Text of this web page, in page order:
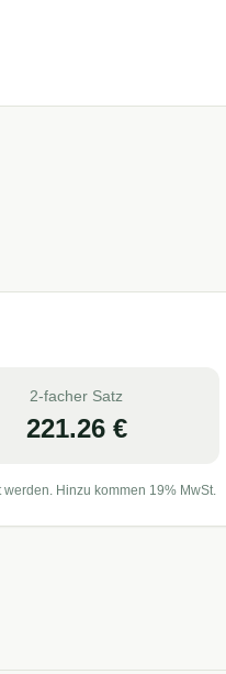
2-facher Satz
221.26€
werden. Hinzu kommen 19% MwSt.